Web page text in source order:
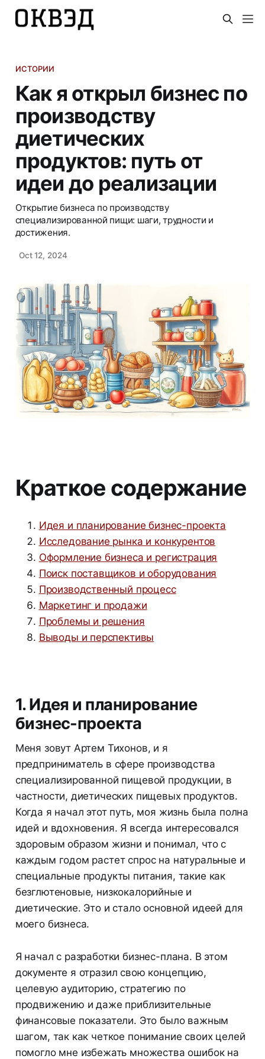
ИСТОРИИ
Как я открыл бизнес по
производству
диетических
продуктов: путь от
идеи до реализации
Открытие бизнеса по производству
специализированной пищи: шаги, трудности и
достижения.
Oct 12, 2024
Краткое содержание
Идея и планирование бизнес-проекта
Исследование рынка и конкурентов
Оформление бизнеса и регистрация
Поиск поставщиков и оборудования
Производственный процесс
Маркетинг и продажи
Проблемы и решения
Выводы и перспективы
1. Идея и планирование
бизнес-проекта
Меня зовут Артем Тихонов, и я
предприниматель в сфере производства
специализированной пищевой продукции, в
частности, диетических пищевых продуктов.
Когда я начал этот путь, моя жизнь была полна
идей и вдохновения. Я всегда интересовался
здоровым образом жизни и понимал, что с
каждым годом растет спрос на натуральные и
специальные продукты питания, такие как
безглютеновые, низкокалорийные и
диетические. Это и стало основной идеей для
моего бизнеса.
Я начал с разработки бизнес-плана. В этом
документе я отразил свою концепцию,
целевую аудиторию, стратегию по
продвижению и даже приблизительные
финансовые показатели. Это было важным
шагом, так как четкое понимание своих целей
помогло мне избежать множества ошибок на